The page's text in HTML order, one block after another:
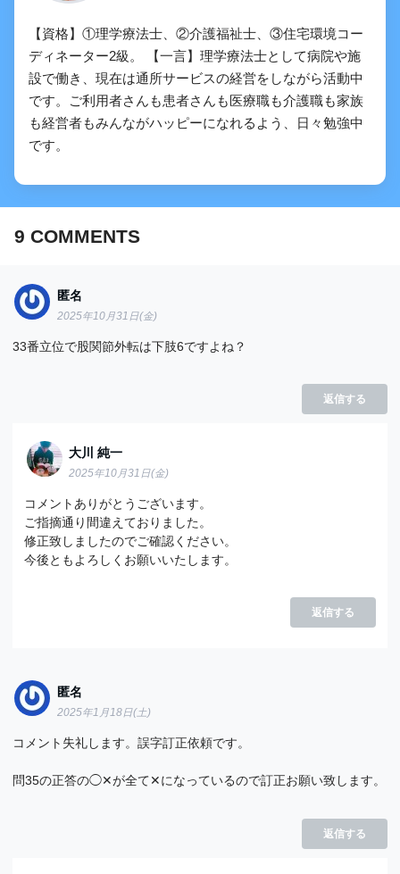
【資格】①理学療法士、②介護福祉士、③住宅環境コー
ディネーター2級。 【一言】理学療法士として病院や施
設で働き、現在は通所サービスの経営をしながら活動中
です。ご利用者さんも患者さんも医療職も介護職も家族
も経営者もみんながハッピーになれるよう、日々勉強中
です。
9 COMMENTS
匿名
2025年10月31日(金)
33番立位で股関節外転は下肢6ですよね？
返信する
大川 純一
2025年10月31日(金)
コメントありがとうございます。
ご指摘通り間違えておりました。
修正致しましたのでご確認ください。
今後ともよろしくお願いいたします。
返信する
匿名
2025年1月18日(土)
コメント失礼します。誤字訂正依頼です。
問35の正答の◯✕が全て✕になっているので訂正お願い致します。
返信する